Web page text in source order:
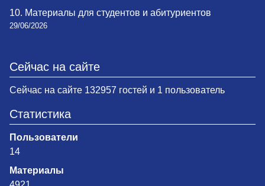
10. Материалы для студентов и абитуриентов
29/06/2026
Сейчас на сайте
Сейчас на сайте 132957 гостей и 1 пользователь
Статистика
Пользователи
14
Материалы